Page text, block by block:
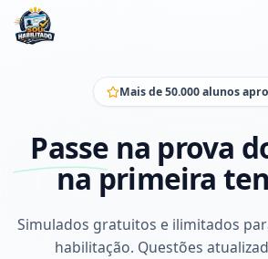
Mais de 50.000 alunos
Passe na prova
na primeira
Simulados gratuitos e ilimitados
habilitação. Questões